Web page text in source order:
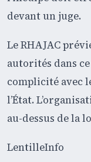
devant un juge.
Le RHAJAC
autorités dans
complicité avec
l’État.
au-dessus de la
LentilleInfo